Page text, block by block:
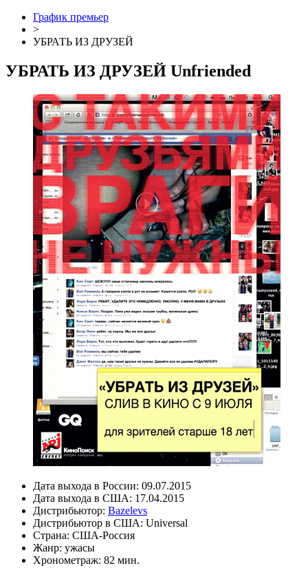
График премьер
>
УБРАТЬ ИЗ ДРУЗЕЙ
УБРАТЬ ИЗ ДРУЗЕЙ Unfriended
Дата выхода в России: 09.07.2015
Дата выхода в США: 17.04.2015
Дистрибьютор: Bazelevs
Дистрибьютор в США: Universal
Страна: США-Россия
Жанр: ужасы
Хронометраж: 82 мин.